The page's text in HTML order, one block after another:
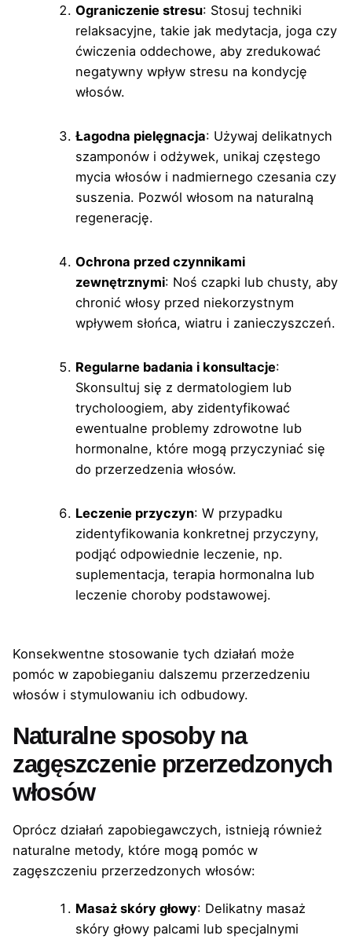
Ograniczenie stresu: Stosuj techniki
relaksacyjne, takie jak medytacja, joga czy
ćwiczenia oddechowe, aby zredukować
negatywny wpływ stresu na kondycję
włosów.
Łagodna pielęgnacja: Używaj delikatnych
szamponów i odżywek, unikaj częstego
mycia włosów i nadmiernego czesania czy
suszenia. Pozwól włosom na naturalną
regenerację.
Ochrona przed czynnikami
zewnętrznymi: Noś czapki lub chusty, aby
chronić włosy przed niekorzystnym
wpływem słońca, wiatru i zanieczyszczeń.
Regularne badania i konsultacje:
Skonsultuj się z dermatologiem lub
trycholoogiem, aby zidentyfikować
ewentualne problemy zdrowotne lub
hormonalne, które mogą przyczyniać się
do przerzedzenia włosów.
Leczenie przyczyn: W przypadku
zidentyfikowania konkretnej przyczyny,
podjąć odpowiednie leczenie, np.
suplementacja, terapia hormonalna lub
leczenie choroby podstawowej.
Konsekwentne stosowanie tych działań może
pomóc w zapobieganiu dalszemu przerzedzeniu
włosów i stymulowaniu ich odbudowy.
Naturalne sposoby na
zagęszczenie przerzedzonych
włosów
Oprócz działań zapobiegawczych, istnieją również
naturalne metody, które mogą pomóc w
zagęszczeniu przerzedzonych włosów:
Masaż skóry głowy: Delikatny masaż
skóry głowy palcami lub specjalnymi